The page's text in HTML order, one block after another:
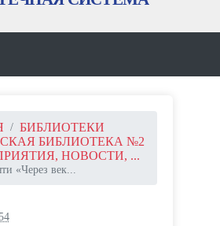
БИБЛИОТЕКИ
БИБЛИОТЕКА №2
НОВОСТИ, ...
«Через век...